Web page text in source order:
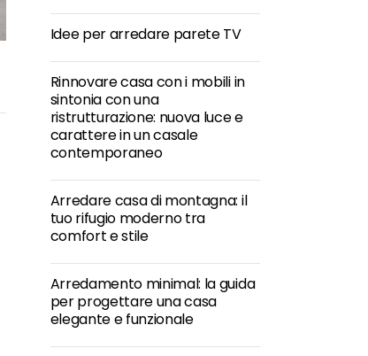
Idee per arredare parete TV
Rinnovare casa con i mobili in
sintonia con una
ristrutturazione: nuova luce e
carattere in un casale
contemporaneo
Arredare casa di montagna: il
tuo rifugio moderno tra
comfort e stile
Arredamento minimal: la guida
per progettare una casa
elegante e funzionale